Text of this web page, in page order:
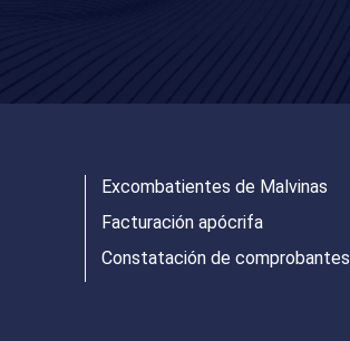
Excombatientes de Malvinas
Facturación apócrifa
Constatación de comprobantes